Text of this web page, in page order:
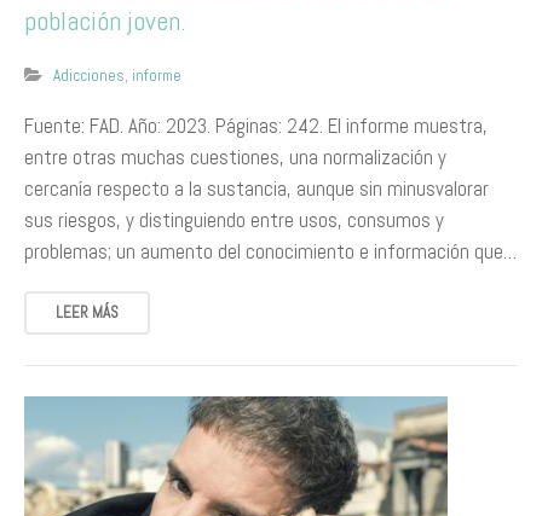
población joven.
Adicciones, informe
Fuente: FAD. Año: 2023. Páginas: 242. El informe muestra,
entre otras muchas cuestiones, una normalización y
cercanía respecto a la sustancia, aunque sin minusvalorar
sus riesgos, y distinguiendo entre usos, consumos y
problemas; un aumento del conocimiento e información que…
LEER MÁS